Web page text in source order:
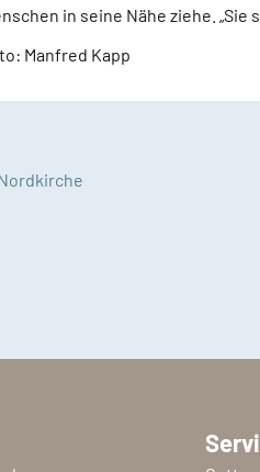
in seine Nähe ziehe.
Manfred Kapp